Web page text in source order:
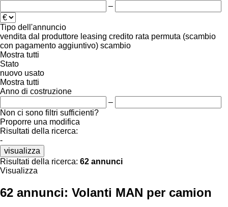
–
Tipo dell'annuncio
vendita dal produttore leasing credito rata permuta (scambio
con pagamento aggiuntivo) scambio
Mostra tutti
Stato
nuovo usato
Mostra tutti
Anno di costruzione
–
Non ci sono filtri sufficienti?
Proporre una modifica
Risultati della ricerca:
-
visualizza
Risultati della ricerca: 62 annunci
Visualizza
62 annunci: Volanti MAN per camion